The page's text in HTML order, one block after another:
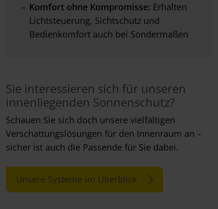
Komfort ohne Kompromisse: Erhalten
Lichtsteuerung, Sichtschutz und
Bedienkomfort auch bei Sondermaßen
Sie interessieren sich für unseren
innenliegenden Sonnenschutz?
Schauen Sie sich doch unsere vielfältigen
Verschattungslösungen für den Innenraum an –
sicher ist auch die Passende für Sie dabei.
Unsere Systeme im Überblick